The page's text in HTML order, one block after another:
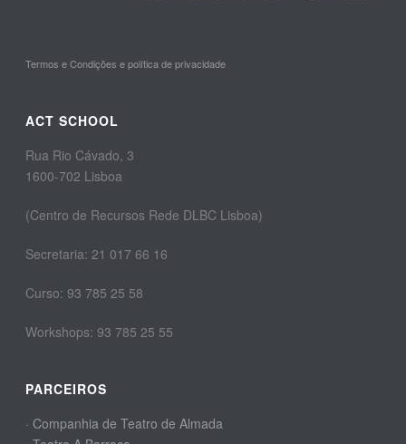
Termos e Condições e política de privacidade
ACT SCHOOL
Rua Rio Cávado, 3
1600-702 Lisboa
(Centro de Recursos Rede DLBC Lisboa)
Secretaria: 21 017 66 16
Curso: 93 785 25 58
Workshops: 93 785 25 55
PARCEIROS
· Companhia de Teatro de Almada